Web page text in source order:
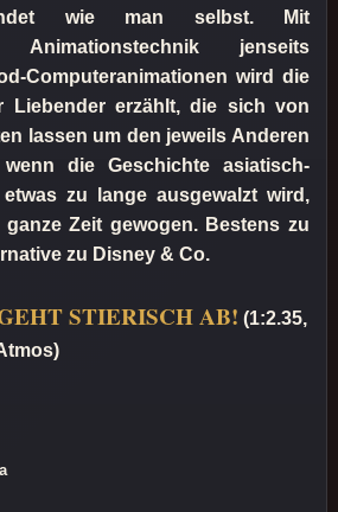
wie man selbst. Mit
Animationstechnik jenseits
Computeranimationen wird die
Liebender erzählt, die sich von
lassen um den jeweils Anderen
die Geschichte asiatisch-
zu lange ausgewalzt wird,
Zeit gewogen. Bestens zu
zu Disney & Co.
STIERISCH AB! (1:2.35,